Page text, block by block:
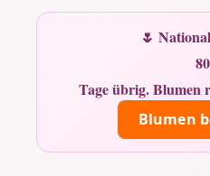
🌷
80
Tage übrig. Blumen
Blumen